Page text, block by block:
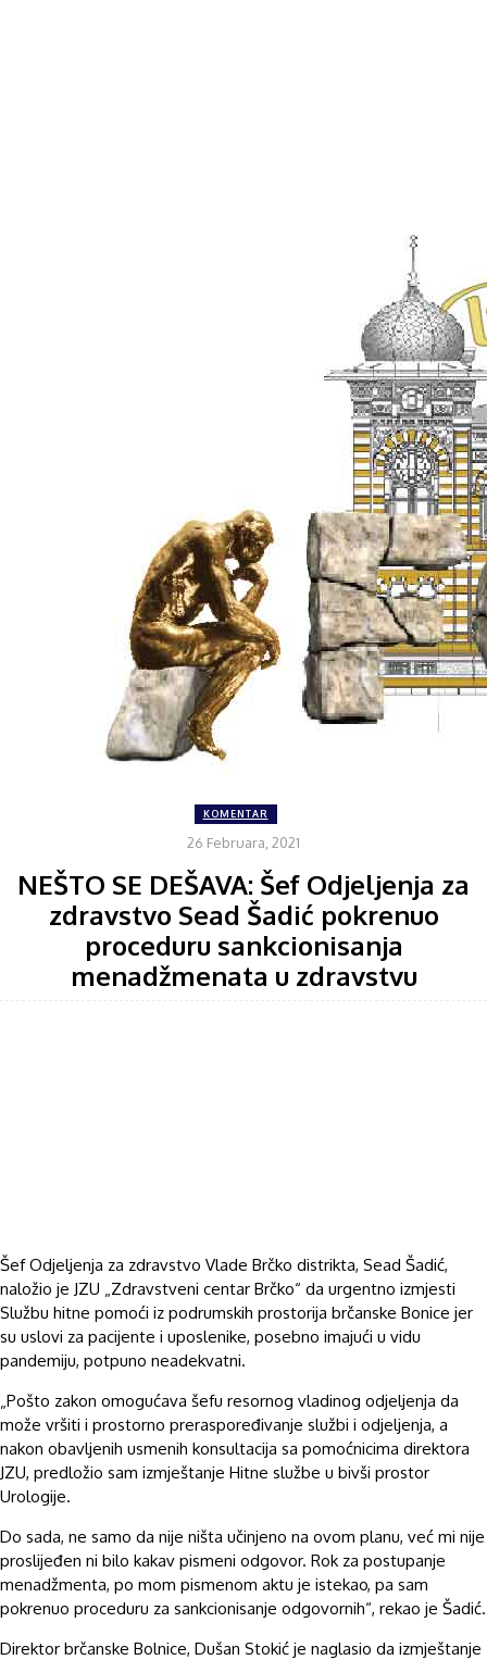
KOMENTAR
26 Februara, 2021
NEŠTO SE DEŠAVA: Šef Odjeljenja za
zdravstvo Sead Šadić pokrenuo
proceduru sankcionisanja
menadžmenata u zdravstvu
Šef Odjeljenja za zdravstvo Vlade Brčko distrikta, Sead Šadić,
naložio je JZU „Zdravstveni centar Brčko“ da urgentno izmjesti
Službu hitne pomoći iz podrumskih prostorija brčanske Bonice jer
su uslovi za pacijente i uposlenike, posebno imajući u vidu
pandemiju, potpuno neadekvatni.
„Pošto zakon omogućava šefu resornog vladinog odjeljenja da
može vršiti i prostorno preraspoređivanje službi i odjeljenja, a
nakon obavljenih usmenih konsultacija sa pomoćnicima direktora
JZU, predložio sam izmještanje Hitne službe u bivši prostor
Urologije.
Do sada, ne samo da nije ništa učinjeno na ovom planu, već mi nije
proslijeđen ni bilo kakav pismeni odgovor. Rok za postupanje
menadžmenta, po mom pismenom aktu je istekao, pa sam
pokrenuo proceduru za sankcionisanje odgovornih“, rekao je Šadić.
Direktor brčanske Bolnice, Dušan Stokić je naglasio da izmještanje